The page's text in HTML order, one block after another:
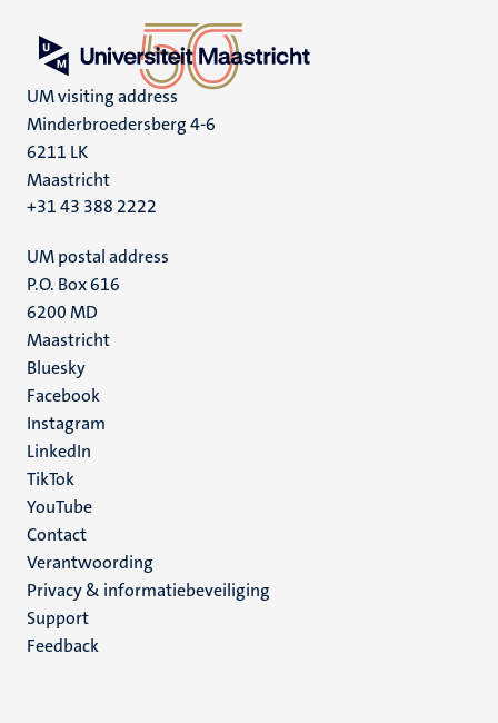
UM visiting address
Minderbroedersberg 4-6
6211 LK
Maastricht
+31 43 388 2222
UM postal address
P.O. Box 616
6200 MD
Maastricht
Social
media
Bluesky
Facebook
Instagram
LinkedIn
TikTok
YouTube
Menu
footer
(NL)
Contact
Verantwoording
Privacy & informatiebeveiliging
Support
Feedback